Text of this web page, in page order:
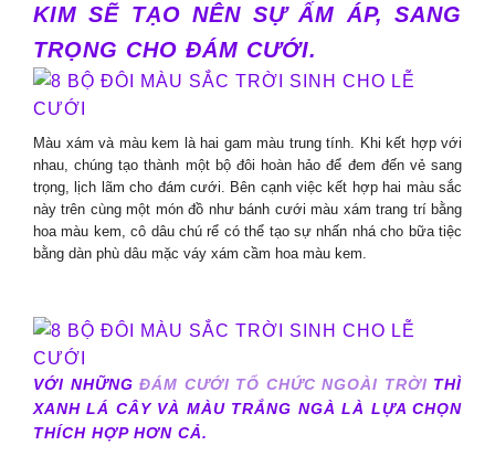
KIM SẼ TẠO NÊN SỰ ẤM ÁP, SANG
TRỌNG CHO ĐÁM CƯỚI.
Màu xám và màu kem là hai gam màu trung tính. Khi kết hợp với
nhau, chúng tạo thành một bộ đôi hoàn hảo để đem đến vẻ sang
trọng, lịch lãm cho đám cưới. Bên cạnh việc kết hợp hai màu sắc
này trên cùng một món đồ như bánh cưới màu xám trang trí bằng
hoa màu kem, cô dâu chú rể có thể tạo sự nhấn nhá cho bữa tiệc
bằng dàn phù dâu mặc váy xám cầm hoa màu kem.
VỚI NHỮNG ĐÁM CƯỚI TỔ CHỨC NGOÀI TRỜI THÌ
XANH LÁ CÂY VÀ MÀU TRẮNG NGÀ LÀ LỰA CHỌN
THÍCH HỢP HƠN CẢ.